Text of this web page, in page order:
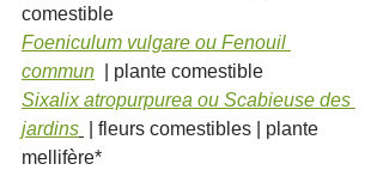
comestible
Foeniculum vulgare ou Fenouil
commun
| plante comestible
Sixalix atropurpurea ou Scabieuse des
jardins
| fleurs comestibles | plante
mellifère*